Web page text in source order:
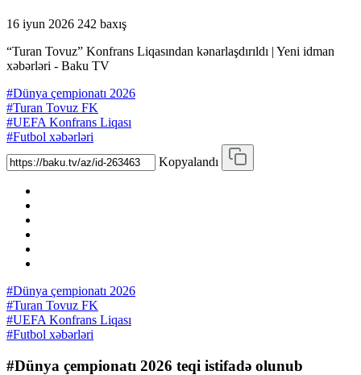
16 iyun 2026 242 baxış
“Turan Tovuz” Konfrans Liqasından kənarlaşdırıldı | Yeni idman
xəbərləri - Baku TV
#Dünya çempionatı 2026
#Turan Tovuz FK
#UEFA Konfrans Liqası
#Futbol xəbərləri
Kopyalandı
#Dünya çempionatı 2026
#Turan Tovuz FK
#UEFA Konfrans Liqası
#Futbol xəbərləri
#Dünya çempionatı 2026 teqi istifadə olunub